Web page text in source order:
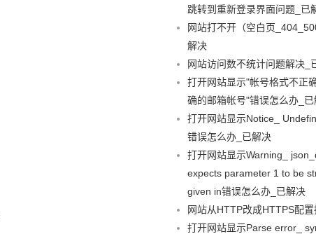
跳转到重新登录界面问题_已
网站打不开（空白页
解决
网站访问数不统计问题解决_
打开网站显示"帐号格式不正
确的邮箱帐号"错误怎么办_已
打开网站显示Notice_
错误怎么办_已解决
打开网站显示Warning_
expects parameter 1 to be
given in错误怎么办_已解决
网站从HTTP改成HTTPS配置
打开网站显示Parse error_